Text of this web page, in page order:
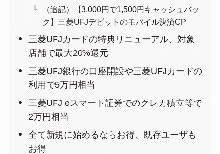
（追記）【3,000円で1,500円キャッシュバッ
ク】三菱UFJデビットのモバイル決済CP
三菱UFJカードの特典リニューアル、対象
店舗で最大20%還元
三菱UFJ銀行の口座開設や三菱UFJカードの
利用で5万円相当
三菱UFJ eスマート証券でのクレカ積立等で
2万円相当
全て新規に始めるならお得、既存ユーザも
お得